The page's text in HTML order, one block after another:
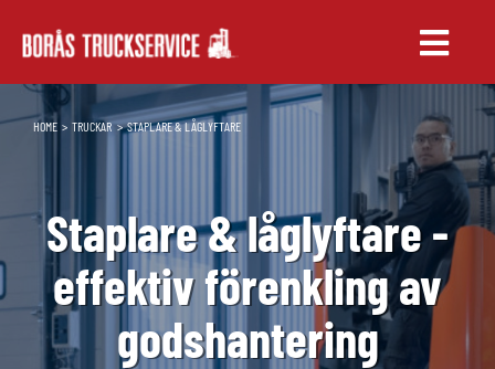
Toggle
TRUCKAR
SERVICE & RESERVDELAR
UTBILDNING
HOME TRUCKAR STAPLARE & LÅGLYFTARE
Staplare & låglyftare -
effektiv förenkling av
godshantering